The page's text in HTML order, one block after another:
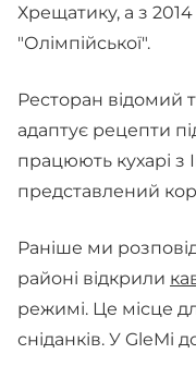
Хрещатику, а з
"Олімпійської".
Ресторан
адаптує рецепти
працюють кухарі з
представлений
Раніше ми
районі відкрили
режимі. Це місце
сніданків. У GleMi